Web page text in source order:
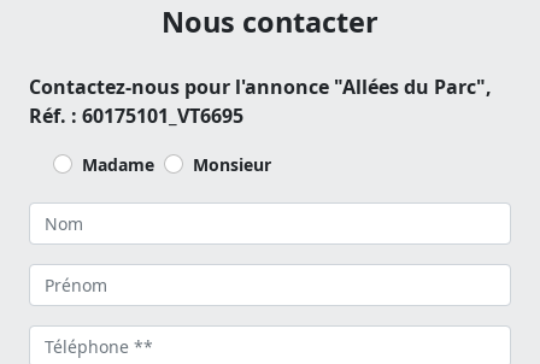
Nous contacter
Contactez-nous pour l'annonce "Allées du Parc",
Réf. : 60175101_VT6695
Madame Monsieur